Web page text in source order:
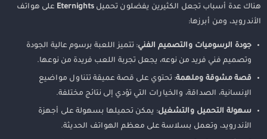
هناك عدة أسباب تجعل الكثيرين يفضلون تحميل Eternights على هواتف
الأندرويد، ومن أبرزها:
جودة الرسوميات والتصميم الفني: تتميز اللعبة برسوم عالية الجودة
وتصميم فني فريد من نوعه، يجعل تجربة اللعب فريدة من نوعها.
قصة مشوقة وملهمة: تحتوي على قصة عميقة تتناول مواضيع
الإنسانية، الصداقة، والخيارات التي تؤدي إلى نتائج مختلفة.
سهولة التحميل والتشغيل: يمكن تحميلها بسهولة على أجهزة
الأندرويد، وتعمل بسلاسة على معظم الهواتف الحديثة.